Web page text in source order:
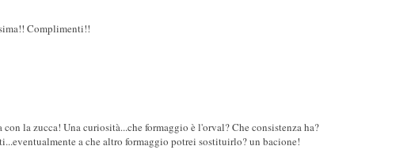
Complimenti!!
la zucca! Una curiosità...che formaggio è l'orval? Che consistenza ha?
a che altro formaggio potrei sostituirlo? un bacione!